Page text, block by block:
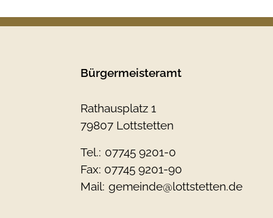
Bürgermeisteramt
Rathausplatz 1
79807 Lottstetten
Tel.: 07745 9201-0
Fax: 07745 9201-90
Mail: gemeinde@lottstetten.de